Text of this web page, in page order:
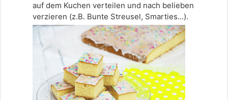
auf dem Kuchen verteilen und nach belieben
verzieren (z.B. Bunte Streusel, Smarties...).